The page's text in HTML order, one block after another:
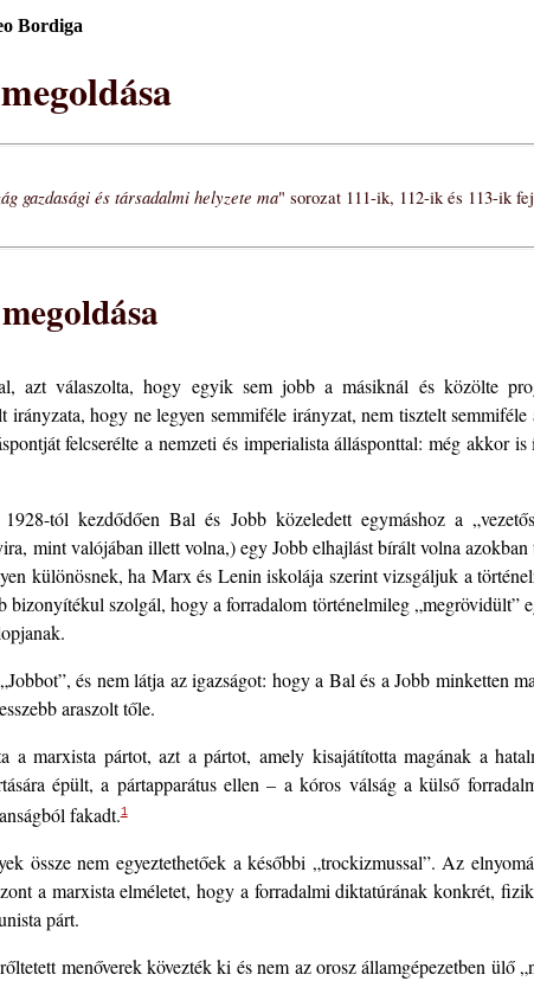
Bordiga
gazdasági és társadalmi helyzete ma" sorozat 111-ik, 112-ik és 113-ik
azt válaszolta, hogy egyik sem jobb a másiknál és közölte
hogy ne legyen semmiféle irányzat, nem tisztelt semmiféle
felcserélte a nemzeti és imperialista állásponttal: még akkor
tól kezdődően Bal és Jobb közeledett egymáshoz a
mint valójában illett volna,) egy Jobb elhajlást bírált volna azokban
különösnek, ha Marx és Lenin iskolája szerint vizsgáljuk a
szolgál, hogy a forradalom történelmileg „megrövidült”
és nem látja az igazságot: hogy a Bal és a Jobb minketten
araszolt tőle.
marxista pártot, azt a pártot, amely kisajátította magának a
épült, a pártapparátus ellen – a kóros válság a külső
fakadt.1
nem egyeztethetőek a későbbi „trockizmussal”. Az
a marxista elméletet, hogy a forradalmi diktatúrának konkrét,
párt.
menőverek kövezték ki és nem az orosz államgépezetben ülő